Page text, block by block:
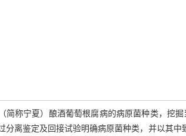
简称宁夏）酿酒葡萄根腐病的病原菌种类，挖
分离鉴定及回接试验明确病原菌种类，并以其